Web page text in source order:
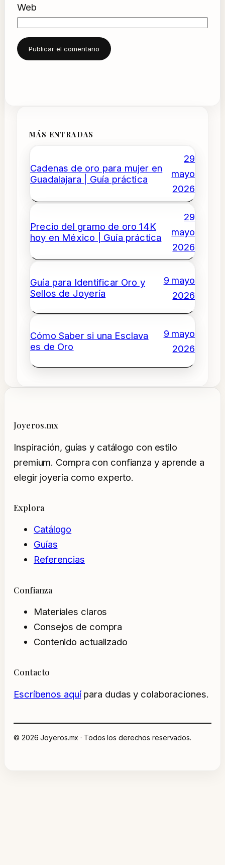
Web
MÁS ENTRADAS
Cadenas de oro para mujer en
Guadalajara | Guía práctica
29
mayo
2026
Precio del gramo de oro 14K
hoy en México | Guía práctica
29
mayo
2026
Guía para Identificar Oro y
Sellos de Joyería
9 mayo
2026
Cómo Saber si una Esclava
es de Oro
9 mayo
2026
Joyeros.mx
Inspiración, guías y catálogo con estilo
premium. Compra con confianza y aprende a
elegir joyería como experto.
Explora
Catálogo
Guías
Referencias
Confianza
Materiales claros
Consejos de compra
Contenido actualizado
Contacto
Escríbenos aquípara dudas y colaboraciones.
© 2026 Joyeros.mx · Todos los derechos reservados.